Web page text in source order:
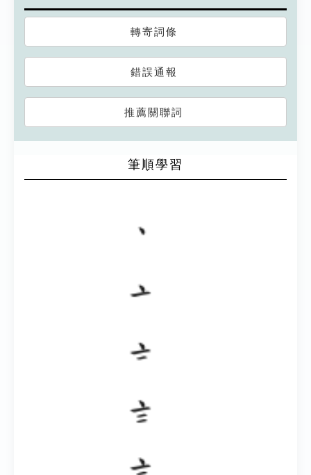
轉寄詞條
錯誤通報
推薦關聯詞
筆順學習